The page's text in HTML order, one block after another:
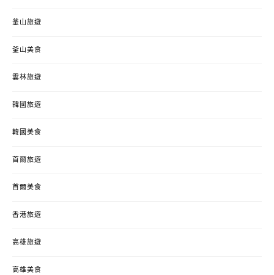
釜山旅遊
釜山美食
雲林旅遊
韓國旅遊
韓國美食
首爾旅遊
首爾美食
香港旅遊
高雄旅遊
高雄美食